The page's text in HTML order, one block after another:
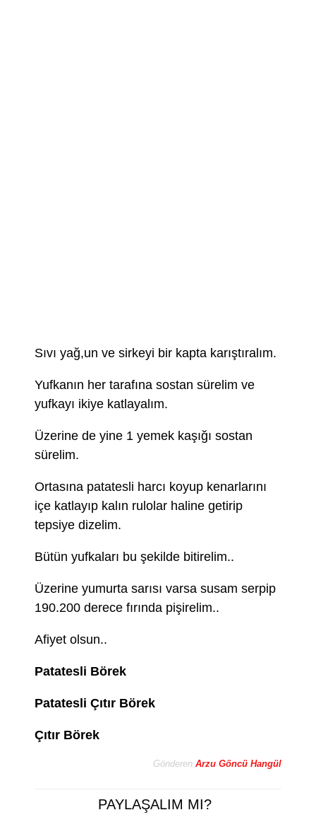
Sıvı yağ,un ve sirkeyi bir kapta karıştıralım.
Yufkanın her tarafına sostan sürelim ve
yufkayı ikiye katlayalım.
Üzerine de yine 1 yemek kaşığı sostan
sürelim.
Ortasına patatesli harcı koyup kenarlarını
içe katlayıp kalın rulolar haline getirip
tepsiye dizelim.
Bütün yufkaları bu şekilde bitirelim..
Üzerine yumurta sarısı varsa susam serpip
190.200 derece fırında pişirelim..
Afiyet olsun..
Patatesli Börek
Patatesli Çıtır Börek
Çıtır Börek
Gönderen Arzu Göncü Hangül
PAYLAŞALIM MI?